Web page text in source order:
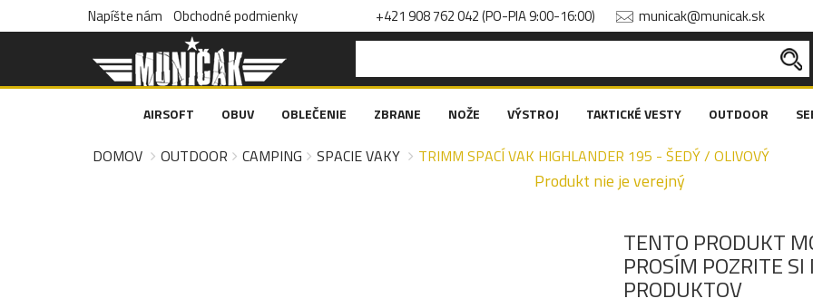
Napíšte nám Obchodné podmienky +421 908 762 042 (PO-PIA 9:00-16:00) municak@municak.sk
AIRSOFT OBUV OBLEČENIE ZBRANE NOŽE VÝSTROJ TAKTICKÉ VESTY OUTDOOR
DOMOV OUTDOOR CAMPING SPACIE VAKY TRIMM SPACÍ VAK HIGHLANDER 195 - ŠEDÝ / OLIVOVÝ
Produkt nie je verejný
TENTO PRODUKT
PROSÍM POZRITE
PRODUKTOV